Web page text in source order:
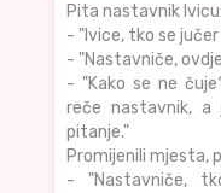
Pita nastavnik Ivicu:
- "Ivice, tko se
- "Nastavniče,
- "Kako se ne
reče nastavnik,
pitanje."
Promijenili mjesta,
- "Nastavniče,